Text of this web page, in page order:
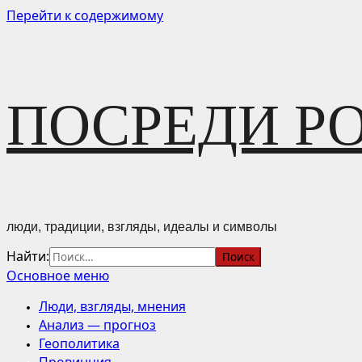
Перейти к содержимому
ПОСРЕДИ
люди, традиции, взгляды, идеалы и символы
Найти:
Основное меню
Люди, взгляды, мнения
Анализ — прогноз
Геополитика